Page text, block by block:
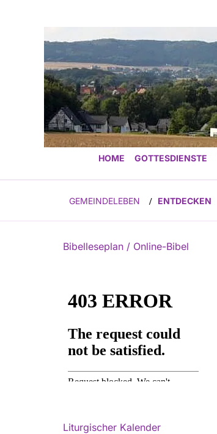
HOME GOTTESDIENSTE
GEMEINDELEBEN / ENTDECKEN
Bibelleseplan / Online-Bibel
Liturgischer Kalender